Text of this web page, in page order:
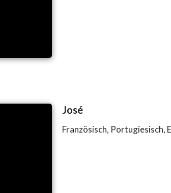
José
Französisch, Portugiesisch,